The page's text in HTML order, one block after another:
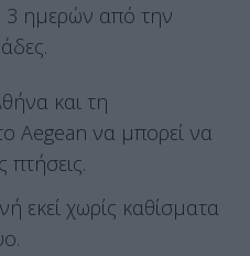
3 ημερών από την
και τη
Aegean να μπορεί να
πτήσεις.
εκεί χωρίς καθίσματα